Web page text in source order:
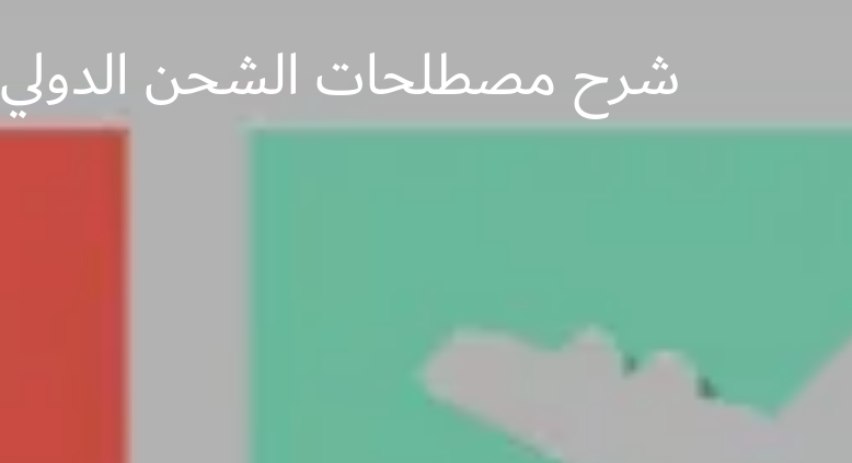
شرح مصطلحات الشحن الدولي Incoterms ومعناها